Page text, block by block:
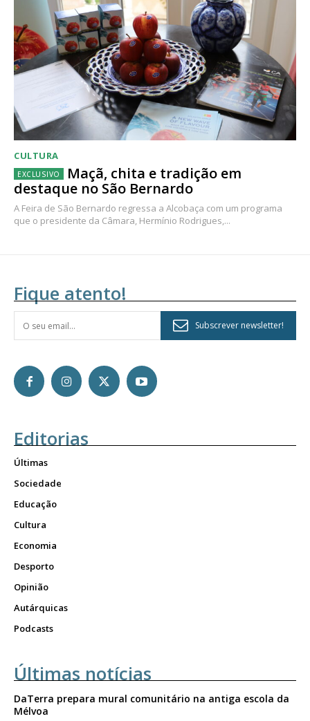
CULTURA
Maçã, chita e tradição em
destaque no São Bernardo
A Feira de São Bernardo regressa a Alcobaça com um programa
que o presidente da Câmara, Hermínio Rodrigues,...
Fique atento!
Subscrever newsletter!
Editorias
Últimas
Sociedade
Educação
Cultura
Economia
Desporto
Opinião
Autárquicas
Podcasts
Últimas notícias
DaTerra prepara mural comunitário na antiga escola da
Mélvoa